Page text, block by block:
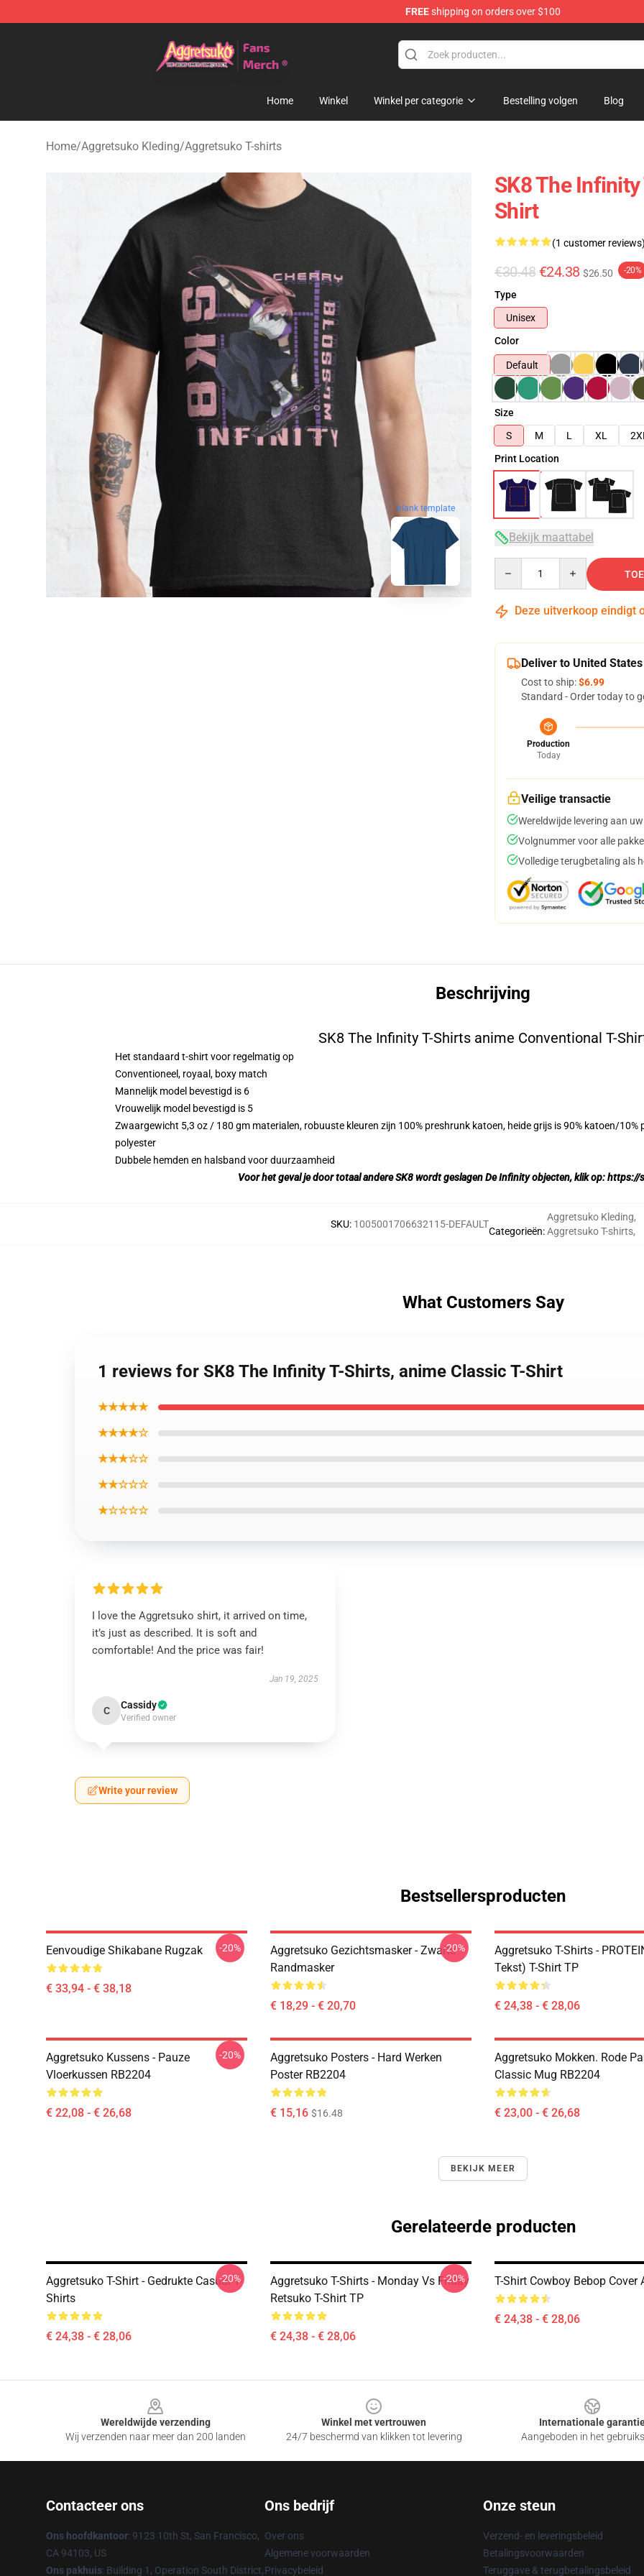
FREEshipping on orders over $100
Home Winkel Winkel per categorie Bestelling volgen Blog
Home/Aggretsuko Kleding/Aggretsuko T-shirts
blank template
SK8 The
Shirt
(1 customer reviews)
€30.48 €24.38 $26.50 -20%
Type
Unisex
Color
Default
Size
S
M L XL 2XL
Print Location
Bekijk maattabel
Deze uitverkoop eindigt
Deliver to United States
Cost to ship:$6.99
Standard - Order today to
Production
Today
Veilige transactie
Wereldwijde levering aan
Volgnummer voor alle
Volledige terugbetaling als
Beschrijving
SK8 The Infinity T-Shirts anime Conventional T-
Het standaard t-shirt voor regelmatig op
Conventioneel, royaal, boxy match
Mannelijk model bevestigd is 6
Vrouwelijk model bevestigd is 5
Zwaargewicht 5,3 oz / 180 gm materialen, robuuste kleuren zijn 100% preshrunk katoen, heide grijs is 90% katoen/10%
polyester
Dubbele hemden en halsband voor duurzaamheid
Voor het geval je door totaal andere SK8 wordt geslagen De Infinity objecten, klik op:https://
SKU: 1005001706632115-DEFAULT
Categorieën:
Aggretsuko Kleding,
Aggretsuko T-shirts,
What Customers Say
1 reviews for SK8 The Infinity T-Shirts, anime Classic T-Shirt
★★★★★
★★★★☆
★★★☆☆
★★☆☆☆
★☆☆☆☆
I love the Aggretsuko shirt, it arrived on time,
it’s just as described. It is soft and
comfortable! And the price was fair!
Jan 19, 2025
C Cassidy
Verified owner
Write your review
Bestsellersproducten
Eenvoudige Shikabane Rugzak
€ 33,94 - € 38,18
-20%
Aggretsuko Gezichtsmasker - Zwarte
Randmasker
€ 18,29 - € 20,70
-20%
Aggretsuko T-Shirts -
Tekst) T-Shirt TP
€ 24,38 - € 28,06
Aggretsuko Kussens - Pauze
Vloerkussen RB2204
€ 22,08 - € 26,68
-20%
Aggretsuko Posters - Hard Werken
Poster RB2204
€ 15,16 $16.48
Aggretsuko Mokken. Rode
Classic Mug RB2204
€ 23,00 - € 26,68
BEKIJK MEER
Gerelateerde producten
Aggretsuko T-Shirt - Gedrukte Casual T-
Shirts
€ 24,38 - € 28,06
-20%
Aggretsuko T-Shirts - Monday Vs Friday
Retsuko T-Shirt TP
€ 24,38 - € 28,06
-20% T-Shirt Cowboy Bebop Cover
€ 24,38 - € 28,06
Wereldwijde verzending
Wij verzenden naar meer dan 200 landen
Winkel met vertrouwen
24/7 beschermd van klikken tot levering
Internationale
Aangeboden in het
Contacteer ons
Ons hoofdkantoor: 9123 10th St, San Francisco,
CA 94103, US
Ons pakhuis: Building 1, Operation South District,
Ons bedrijf
Over ons
Algemene voorwaarden
Privacybeleid
Onze steun
Verzend- en leveringsbeleid
Betalingsvoorwaarden
Teruggave & terugbetalingsbeleid